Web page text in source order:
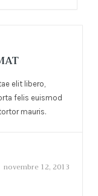
elit libero,
felis euismod
mauris.
novembre 12, 2013